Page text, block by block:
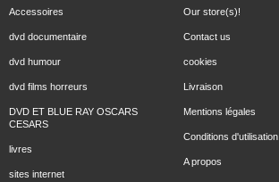
Accessoires
dvd documentaire
dvd humour
dvd films horreurs
DVD ET BLUE RAY OSCARS
CESARS
livres
sites internet
Our store(s)!
Contact us
cookies
Livraison
Mentions légales
Conditions d'utilisation
A propos